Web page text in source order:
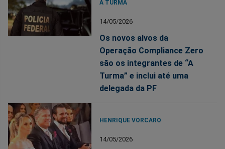
A TURMA
14/05/2026
Os novos alvos da
Operação Compliance Zero
são os integrantes de “A
Turma” e inclui até uma
delegada da PF
HENRIQUE VORCARO
14/05/2026